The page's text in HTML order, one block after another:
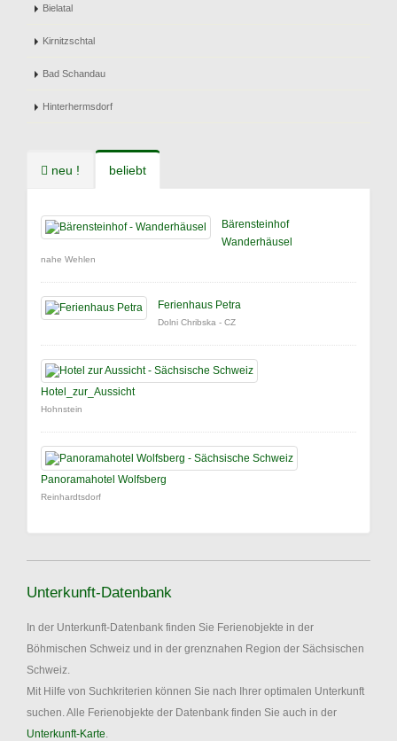
Bielatal
Kirnitzschtal
Bad Schandau
Hinterhermsdorf
neu ! beliebt
Bärensteinhof
Wanderhäusel
nahe Wehlen
Ferienhaus Petra
Dolni Chribska - CZ
Hotel_zur_Aussicht
Hohnstein
Panoramahotel Wolfsberg
Reinhardtsdorf
Unterkunft-Datenbank
In der Unterkunft-Datenbank finden Sie Ferienobjekte in der
Böhmischen Schweiz und in der grenznahen Region der Sächsischen
Schweiz.
Mit Hilfe von Suchkriterien können Sie nach Ihrer optimalen Unterkunft
suchen. Alle Ferienobjekte der Datenbank finden Sie auch in der
Unterkunft-Karte